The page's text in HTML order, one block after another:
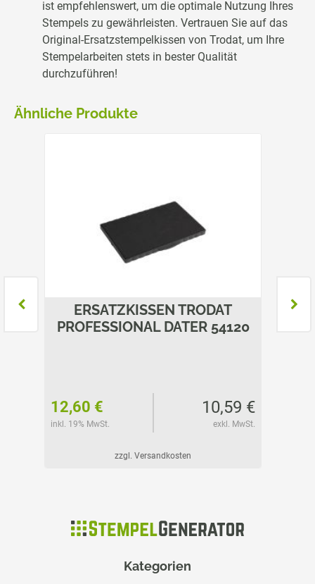
ist empfehlenswert, um die optimale Nutzung Ihres
Stempels zu gewährleisten. Vertrauen Sie auf das
Original-Ersatzstempelkissen von Trodat, um Ihre
Stempelarbeiten stets in bester Qualität
durchzuführen!
Ähnliche Produkte
ERSATZKISSEN TRODAT
PROFESSIONAL DATER 54120
12,60 €
inkl. 19% MwSt.
10,59 €
exkl. MwSt.
zzgl. Versandkosten
Kategorien